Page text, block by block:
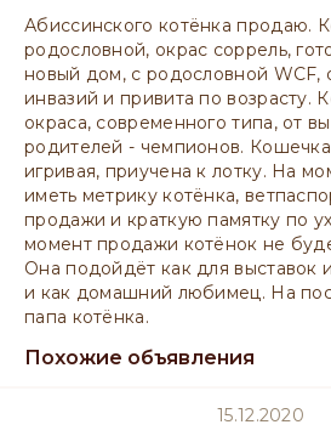
Абиссинского котёнка продаю.
родословной, окрас соррель,
новый дом, с родословной WCF,
инвазий и привита по возрасту.
окраса, современного типа, от
родителей - чемпионов. Кошечка
игривая, приучена к лотку. На
иметь метрику котёнка,
продажи и краткую памятку по
момент продажи котёнок не
Она подойдёт как для выставок
и как домашний любимец. На
папа котёнка.
Похожие объявления
15.12.2020